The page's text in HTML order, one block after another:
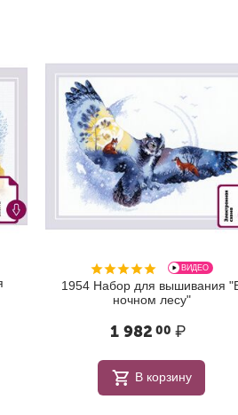
ВИДЕО
1954 Набор для вышивания "В
ночном лесу"
1 98200 ₽
В корзину